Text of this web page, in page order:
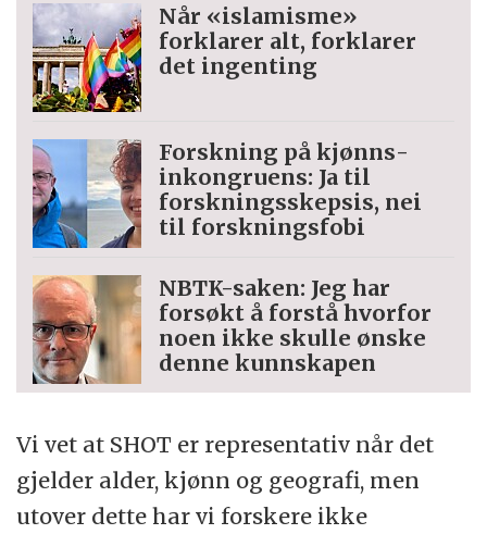
Når «islamisme»
forklarer alt, forklarer
det ingenting
Forskning på kjønns­
inkongruens: Ja til
forskningsskepsis, nei
til forskningsfobi
NBTK-saken: Jeg har
forsøkt å forstå hvorfor
noen ikke skulle ønske
denne kunnskapen
Vi vet at SHOT er representativ når det
gjelder alder, kjønn og geografi, men
utover dette har vi forskere ikke